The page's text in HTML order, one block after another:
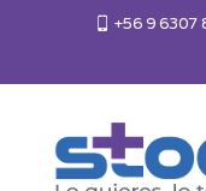
+56 9 6307